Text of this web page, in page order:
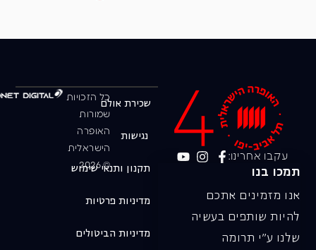
עקבו אחרינו:
תמכו בנו
אנו מזמינים אתכם
להיות שותפים בעשיה
שלנו ע"י תרומה
כל הזכויות
שמורות
האופרה
הישראלית
© 2026
שכירת אולם
נגישות
תקנון ותנאי שימוש
מדיניות פרטיות
מדיניות הביטולים